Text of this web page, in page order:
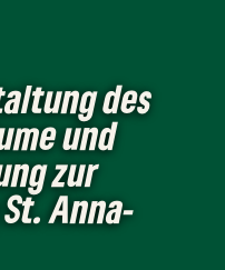
des
und
zur
Anna-